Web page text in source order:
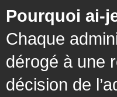
Pourquoi ai-
Chaque
dérogé à une
décision de